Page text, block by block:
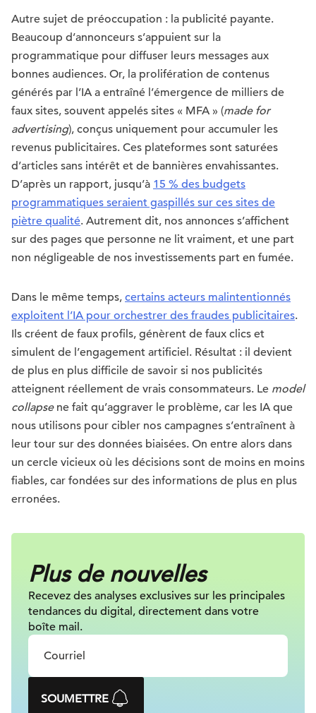
Autre sujet de préoccupation : la publicité payante.
Beaucoup d’annonceurs s’appuient sur la
programmatique pour diffuser leurs messages aux
bonnes audiences. Or, la prolifération de contenus
générés par l’IA a entraîné l’émergence de milliers de
faux sites, souvent appelés sites « MFA » (made for
advertising), conçus uniquement pour accumuler les
revenus publicitaires. Ces plateformes sont saturées
d’articles sans intérêt et de bannières envahissantes.
D’après un rapport, jusqu’à 15 % des budgets
programmatiques seraient gaspillés sur ces sites de
piètre qualité. Autrement dit, nos annonces s’affichent
sur des pages que personne ne lit vraiment, et une part
non négligeable de nos investissements part en fumée.
Dans le même temps, certains acteurs malintentionnés
exploitent l’IA pour orchestrer des fraudes publicitaires.
Ils créent de faux profils, génèrent de faux clics et
simulent de l’engagement artificiel. Résultat : il devient
de plus en plus difficile de savoir si nos publicités
atteignent réellement de vrais consommateurs. Le model
collapsene fait qu’aggraver le problème, car les IA que
nous utilisons pour cibler nos campagnes s’entraînent à
leur tour sur des données biaisées. On entre alors dans
un cercle vicieux où les décisions sont de moins en moins
fiables, car fondées sur des informations de plus en plus
erronées.
Plus de nouvelles
Recevez des analyses exclusives sur les principales
tendances du digital, directement dans votre
boîte mail.
SOUMETTRE